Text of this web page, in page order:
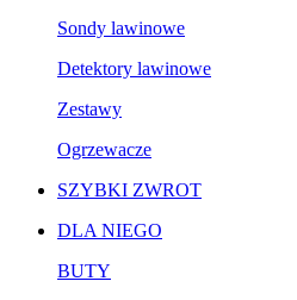
Sondy lawinowe
Detektory lawinowe
Zestawy
Ogrzewacze
SZYBKI ZWROT
DLA NIEGO
BUTY